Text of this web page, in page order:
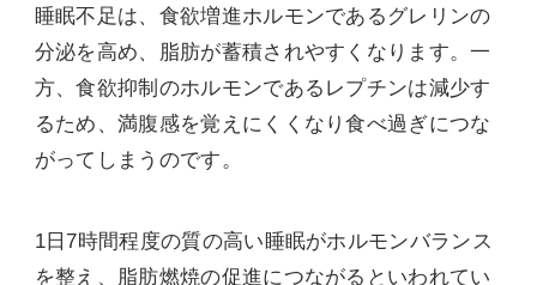
睡眠不足は、食欲増進ホルモンであるグレリンの
分泌を高め、脂肪が蓄積されやすくなります。一
方、食欲抑制のホルモンであるレプチンは減少す
るため、満腹感を覚えにくくなり食べ過ぎにつな
がってしまうのです。
1日7時間程度の質の高い睡眠がホルモンバランス
を整え、脂肪燃焼の促進につながるといわれてい